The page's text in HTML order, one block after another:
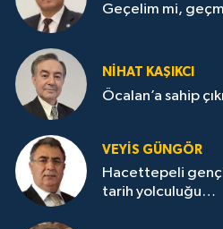
Geçelim mi,
NİHAT KAŞIKCI
Öcalan’a sahip
VEYIS GÜNGÖR
Hacettepeli
tarih yolculuğu…